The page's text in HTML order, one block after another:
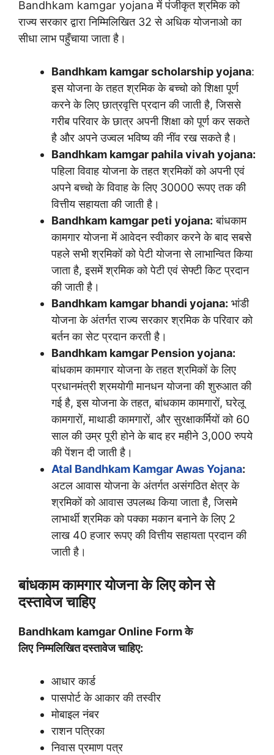
Bandhkam kamgar yojana में पंजीकृत श्रमिक को
राज्य सरकार द्वारा निम्मिलिखित 32 से अधिक योजनाओ का
सीधा लाभ पहुँचाया जाता है।
Bandhkam kamgar scholarship yojana:
इस योजना के तहत श्रमिक के बच्चो को शिक्षा पूर्ण
करने के लिए छात्रवृत्ति प्रदान की जाती है, जिससे
गरीब परिवार के छात्र अपनी शिक्षा को पूर्ण कर सकते
है और अपने उज्वल भविष्य की नींव रख सकते है।
Bandhkam kamgar pahila vivah yojana:
पहिला विवाह योजना के तहत श्रमिकों को अपनी एवं
अपने बच्चो के विवाह के लिए 30000 रूपए तक की
वित्तीय सहायता की जाती है।
Bandhkam kamgar peti yojana: बांधकाम
कामगार योजना में आवेदन स्वीकार करने के बाद सबसे
पहले सभी श्रमिकों को पेटी योजना से लाभान्वित किया
जाता है, इसमें श्रमिक को पेटी एवं सेफ्टी किट प्रदान
की जाती है।
Bandhkam kamgar bhandi yojana: भांडी
योजना के अंतर्गत राज्य सरकार श्रमिक के परिवार को
बर्तन का सेट प्रदान करती है।
Bandhkam kamgar Pension yojana:
बांधकाम कामगार योजना के तहत श्रमिकों के लिए
प्रधानमंत्री श्रमयोगी मानधन योजना की शुरुआत की
गई है, इस योजना के तहत, बांधकाम कामगारों, घरेलू
कामगारों, माथाडी कामगारों, और सुरक्षाकर्मियों को 60
साल की उम्र पूरी होने के बाद हर महीने 3,000 रुपये
की पेंशन दी जाती है।
Atal Bandhkam Kamgar Awas Yojana:
अटल आवास योजना के अंतर्गत असंगठित क्षेत्र के
श्रमिकों को आवास उपलब्ध किया जाता है, जिसमे
लाभार्थी श्रमिक को पक्का मकान बनाने के लिए 2
लाख 40 हजार रूपए की वित्तीय सहायता प्रदान की
जाती है।
बांधकाम कामगार योजना के लिए कोन से
दस्तावेज चाहिए
Bandhkam kamgar Online Form के
लिए निम्मलिखित दस्तावेज चाहिए:
आधार कार्ड
पासपोर्ट के आकार की तस्वीर
मोबाइल नंबर
राशन पत्रिका
निवास प्रमाण पत्र